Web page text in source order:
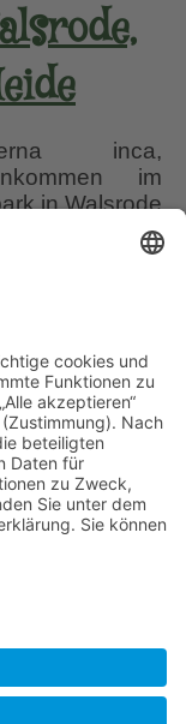
inca,
im
in Walsrode
Heide als
Wasservögeln
Tiefen. Auf
inzwischen
Mail
auf
dafür einfach
Mailadresse